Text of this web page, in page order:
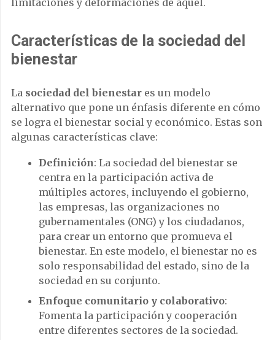
limitaciones y deformaciones de aquel.
Características de la sociedad del
bienestar
La sociedad del bienestar es un modelo
alternativo que pone un énfasis diferente en cómo
se logra el bienestar social y económico. Estas son
algunas características clave:
Definición: La sociedad del bienestar se
centra en la participación activa de
múltiples actores, incluyendo el gobierno,
las empresas, las organizaciones no
gubernamentales (ONG) y los ciudadanos,
para crear un entorno que promueva el
bienestar. En este modelo, el bienestar no es
solo responsabilidad del estado, sino de la
sociedad en su conjunto.
Enfoque comunitario y colaborativo:
Fomenta la participación y cooperación
entre diferentes sectores de la sociedad.